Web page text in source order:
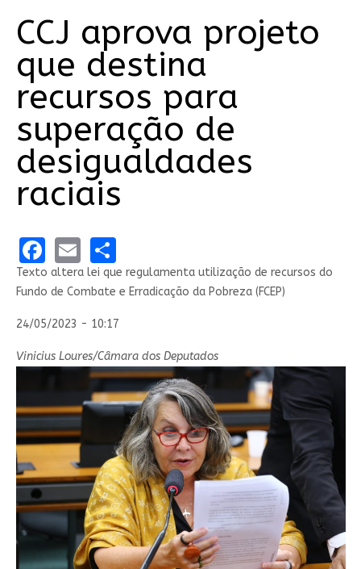
CCJ aprova projeto
que destina
recursos para
superação de
desigualdades
raciais
Facebook
EmailShare
Texto altera lei que regulamenta utilização de recursos do
Fundo de Combate e Erradicação da Pobreza (FCEP)
24/05/2023 - 10:17
Vinicius Loures/Câmara dos Deputados